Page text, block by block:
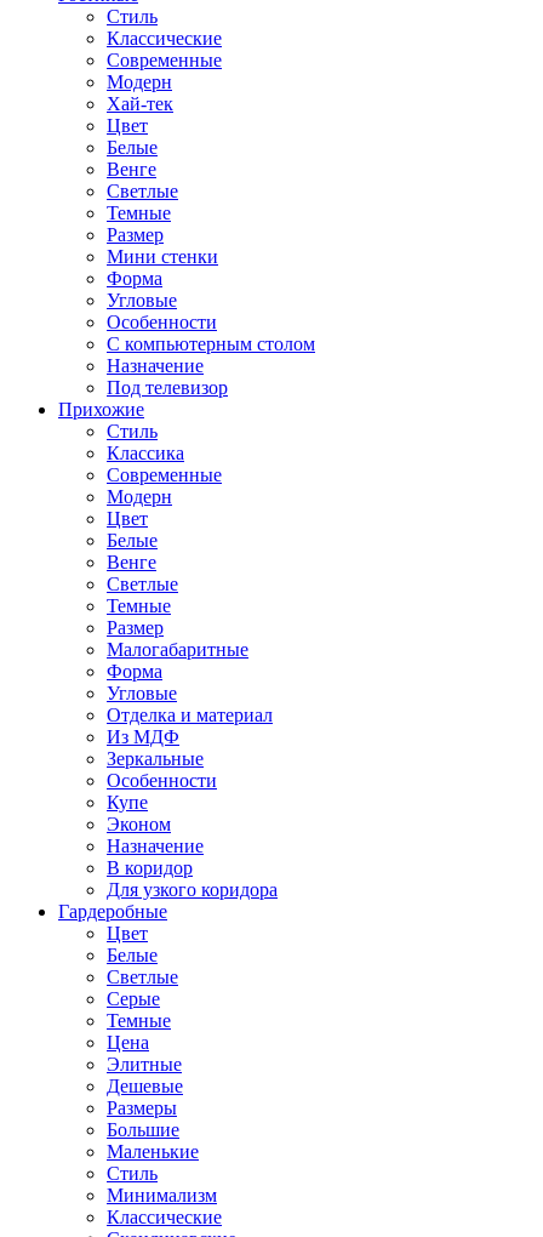
Стиль
Классические
Современные
Модерн
Хай-тек
Цвет
Белые
Венге
Светлые
Темные
Размер
Мини стенки
Форма
Угловые
Особенности
С компьютерным столом
Назначение
Под телевизор
Прихожие
Стиль
Классика
Современные
Модерн
Цвет
Белые
Венге
Светлые
Темные
Размер
Малогабаритные
Форма
Угловые
Отделка и материал
Из МДФ
Зеркальные
Особенности
Купе
Эконом
Назначение
В коридор
Для узкого коридора
Гардеробные
Цвет
Белые
Светлые
Серые
Темные
Цена
Элитные
Дешевые
Размеры
Большие
Маленькие
Стиль
Минимализм
Классические